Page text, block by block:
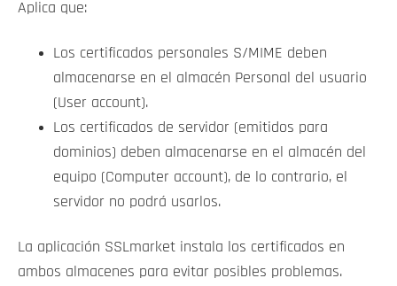
Aplica que:
Los certificados personales S/MIME deben
almacenarse en el almacén Personal del usuario
(User account).
Los certificados de servidor (emitidos para
dominios) deben almacenarse en el almacén del
equipo (Computer account), de lo contrario, el
servidor no podrá usarlos.
La aplicación SSLmarket instala los certificados en
ambos almacenes para evitar posibles problemas.